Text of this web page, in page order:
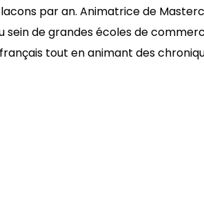
par an. Animatrice de
de grandes écoles de
tout en animant des